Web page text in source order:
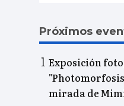
Próximos
Exposición
mirada de